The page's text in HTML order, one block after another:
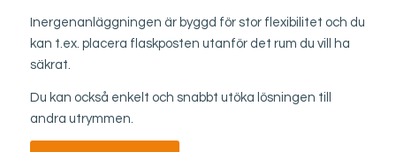
Inergenanläggningen är byggd för stor flexibilitet och du
kan t.ex. placera flaskposten utanför det rum du vill ha
säkrat.
Du kan också enkelt och snabbt utöka lösningen till
andra utrymmen.